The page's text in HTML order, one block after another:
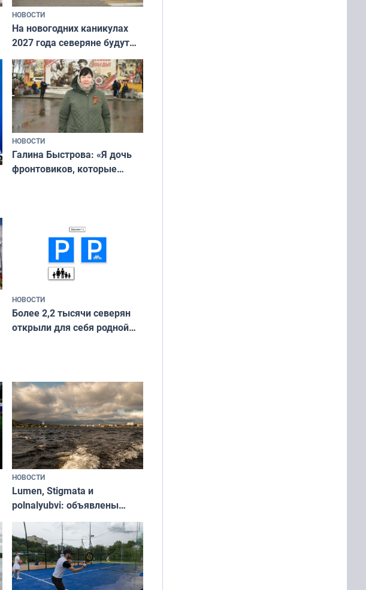
НОВОСТИ
На новогодних каникулах
2027 года северяне будут
отдыхать 11 дней
НОВОСТИ
Галина Быстрова: «Я дочь
фронтовиков, которые
НОВОСТИ
Более 2,2 тысячи северян
открыли для себя родной
НОВОСТИ
Lumen, Stigmata и
polnalyubvi: объявлены
хедлайнеры фестиваля
«Имандра» в 2026 года